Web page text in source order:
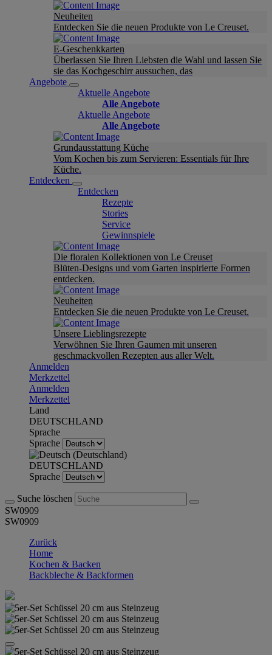
Neuheiten
Entdecken Sie die neuen Produkte von Le Creuset.
E-Geschenkkarten
Überlassen Sie Ihren Liebsten die Wahl und lassen Sie
sie das Kochgeschirr aussuchen, das
Angebote
Aktuelle Angebote
Alle Angebote
Aktuelle Angebote
Alle Angebote
Grundausstattung Küche
Vom Kochen bis zum Servieren: Essentials für Ihre
Küche.
Entdecken
Entdecken
Rezepte
Stories
Service
Gewinnspiele
Die floralen Kollektionen von Le Creuset
Blüten-Designs und vom Garten inspirierte Formen
entdecken.
Neuheiten
Entdecken Sie die neuen Produkte von Le Creuset.
Unsere Lieblingsrezepte
Verwöhnen Sie Ihren Gaumen mit unseren
geschmackvollen Rezepten aus aller Welt.
Anmelden
Merkzettel
Anmelden
Merkzettel
Land
DEUTSCHLAND
Sprache
Sprache
DEUTSCHLAND
Sprache
Suche löschen
SW0909
SW0909
Zurück
Home
Kochen & Backen
Backbleche & Backformen